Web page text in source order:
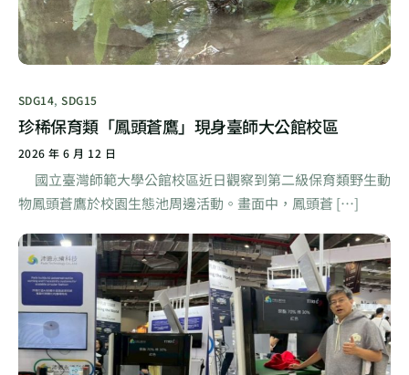
SDG14,SDG15
珍稀保育類「鳳頭蒼鷹」現身臺師大公館校區
2026 年 6 月 12 日
國立臺灣師範大學公館校區近日觀察到第二級保育類野生動
物鳳頭蒼鷹於校園生態池周邊活動。畫面中，鳳頭蒼 […]